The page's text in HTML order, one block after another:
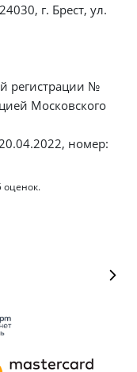
г. Брест, ул.
регистрации №
Московского
номер:
оценок.